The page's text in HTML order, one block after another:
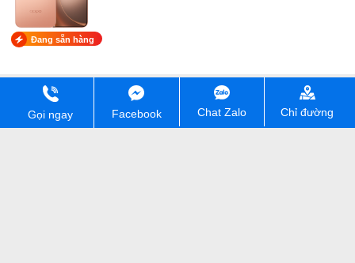
Đang sẵn hàng
Cam kết chất lượng và giá rẻ
Gọi ngay Facebook Chat Zalo Chỉ đường